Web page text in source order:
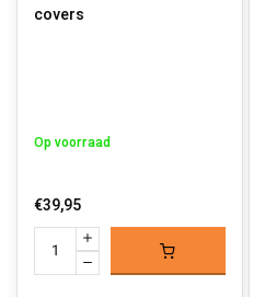
covers
Op voorraad
€39,95